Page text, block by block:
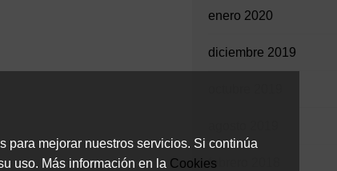
enero 2020
diciembre 2019
febrero 2018
para mejorar nuestros servicios. Si continúa
uso. Más información en la Cookies